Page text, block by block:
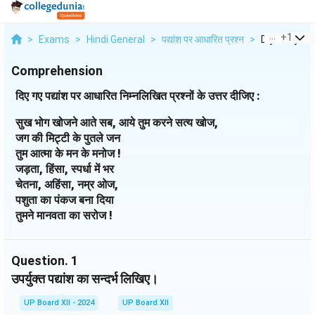
> Exams > Hindi General > पद्यांश पर आधारित प्रश्न > Diye Gaye
+1
Comprehension
दिए गए पद्यांश पर आधारित निम्नलिखित प्रश्नों के उत्तर दीजिए :
सुख भोग खोजने आते सब, आये तुम करने सत्य खोज,
जग की मिट्टी के पुतले जन
तुम आत्मा के मन के मनोज !
जड़ता, हिंसा, स्पर्धा में भर
चेतना, अहिंसा, नम्र ओज,
पशुता का पंकज बना दिया
तुमने मानवता का सरोज !
Question. 1
उपर्युक्त पद्यांश का सन्दर्भ लिखिए।
UP Board XII - 2024
UP Board XII